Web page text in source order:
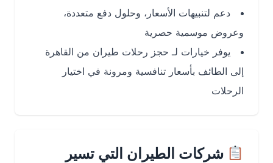
دعم لتنبيهات الأسعار، وحلول دفع متعددة،
وعروض موسمية حصرية
يوفر خيارات لـ حجز رحلات طيران من القاهرة
إلى الطائف بأسعار تنافسية ومرونة في اختيار
الرحلات
شركات الطيران التي تسير